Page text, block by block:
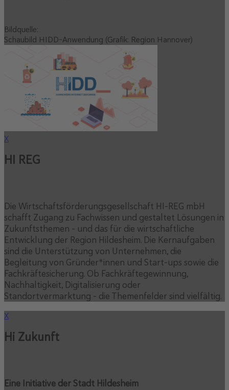
Bildquelle:
Schaubild HIDD-Anwendung (Grafik: Region Hannover)
X
HI REG
Die Wirtschaftsförderungsgesellschaft HI-REG mbH
schafft Zugang zu Fachwissen und gestaltet Lösungen in
Zukunftsthemen – und das für die wirtschaftliche
Entwicklung der Region Hildesheim. Die Kernaufgaben
sind die Unterstützung von Unternehmen, die
Begleitung von Gründer*innen und Start-ups sowie die
Fachkräftesicherung. Ob Fachkräftegewinnung,
Nachhaltigkeit, Digitalisierung oder
Standortvermarktung – die Themenfelder sind vielfältig.
X
Hi Zukunft
Eine Initiative der Stadt Hildesheim